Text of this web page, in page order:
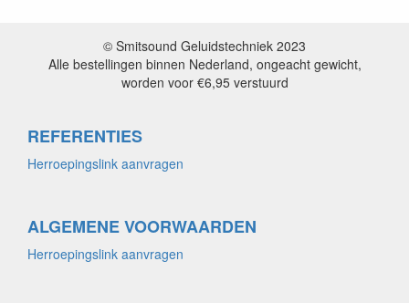
© Smitsound Geluidstechniek 2023
Alle bestellingen binnen Nederland, ongeacht gewicht,
worden voor €6,95 verstuurd
REFERENTIES
Herroepingslink aanvragen
ALGEMENE VOORWAARDEN
Herroepingslink aanvragen